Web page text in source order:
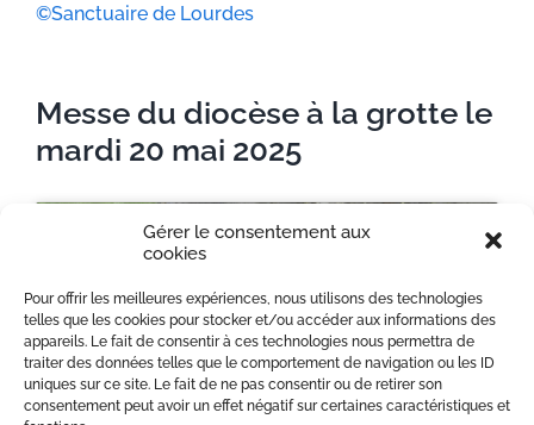
Gérer le consentement aux
cookies
Pour offrir les meilleures expériences, nous utilisons des technologies
telles que les cookies pour stocker et/ou accéder aux informations des
appareils. Le fait de consentir à ces technologies nous permettra de
traiter des données telles que le comportement de navigation ou les ID
uniques sur ce site. Le fait de ne pas consentir ou de retirer son
consentement peut avoir un effet négatif sur certaines caractéristiques et
©Sanctuaire de Lourdes
Messe du diocèse à la grotte le
mardi 20 mai 2025
Cliquez pour accepter les cookies de
marketing et activer ce contenu